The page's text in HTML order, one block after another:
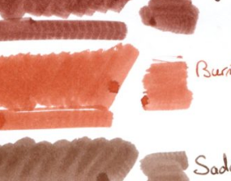
ENCRES MARRONS
ENCRES ORANGES
ENCRES ROSES
ENCRES VERTES